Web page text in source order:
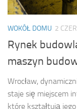
WOKÓŁ DOMU 2
Rynek
maszyn
Wrocław,
staje się miejscem
które kształtują